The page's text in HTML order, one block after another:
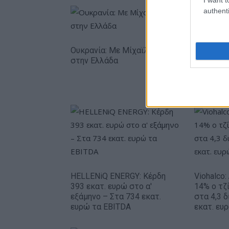
Ουκρανία: Με Μίχαϊλιουκ και Λεν κόντρα
στην Ελλάδα
HELLENiQ ENERGY: Κέρδη
393 εκατ. ευρώ στο α'
εξάμηνο – Στα 734 εκατ.
ευρώ τα EBITDA
14% ο
στα 4,3
εκατ.